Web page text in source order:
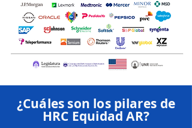
¿Cuáles son los pilares de
HRC Equidad AR?